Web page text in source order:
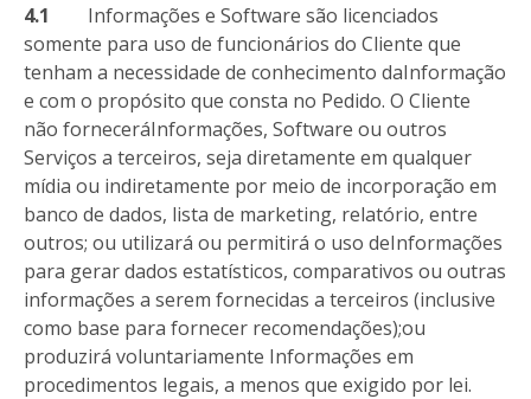
4.1 Informações e Software são licenciados
somente para uso de funcionários do Cliente que
tenham a necessidade de conhecimento daInformação
e com o propósito que consta no Pedido. O Cliente
não forneceráInformações, Software ou outros
Serviços a terceiros, seja diretamente em qualquer
mídia ou indiretamente por meio de incorporação em
banco de dados, lista de marketing, relatório, entre
outros; ou utilizará ou permitirá o uso deInformações
para gerar dados estatísticos, comparativos ou outras
informações a serem fornecidas a terceiros (inclusive
como base para fornecer recomendações);ou
produzirá voluntariamente Informações em
procedimentos legais, a menos que exigido por lei.